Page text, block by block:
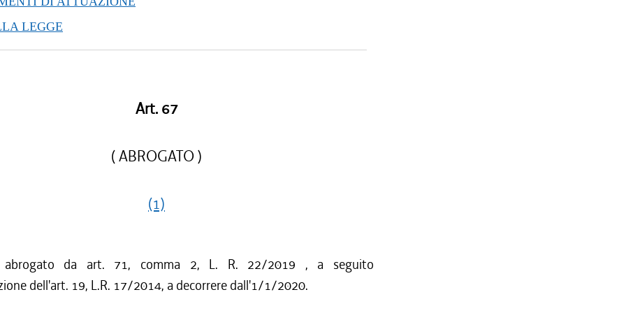
al 12/01/2016
al 12/11/2015
LEGGE
Art. 67
( ABROGATO )
(1)
abrogato da art. 71, comma 2, L. R. 22/2019 , a seguito
dell'art. 19, L.R. 17/2014, a decorrere dall'1/1/2020.